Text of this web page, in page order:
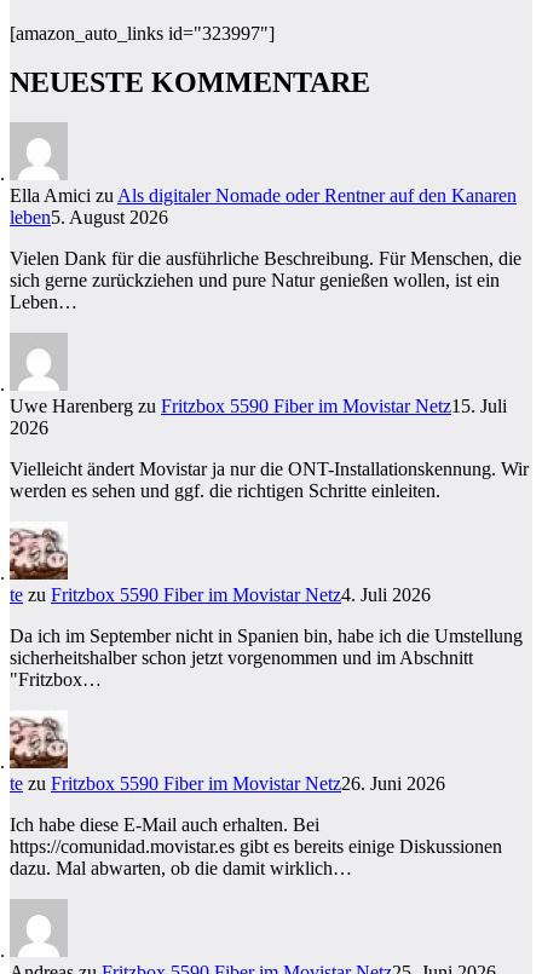
[amazon_auto_links id="323997"]
NEUESTE KOMMENTARE
Ella Amici zu Als digitaler Nomade oder Rentner auf den Kanaren
leben5. August 2026
Vielen Dank für die ausführliche Beschreibung. Für Menschen, die
sich gerne zurückziehen und pure Natur genießen wollen, ist ein
Leben…
Uwe Harenberg zu Fritzbox 5590 Fiber im Movistar Netz15. Juli
2026
Vielleicht ändert Movistar ja nur die ONT-Installationskennung. Wir
werden es sehen und ggf. die richtigen Schritte einleiten.
te zu Fritzbox 5590 Fiber im Movistar Netz4. Juli 2026
Da ich im September nicht in Spanien bin, habe ich die Umstellung
sicherheitshalber schon jetzt vorgenommen und im Abschnitt
"Fritzbox…
te zu Fritzbox 5590 Fiber im Movistar Netz26. Juni 2026
Ich habe diese E-Mail auch erhalten. Bei
https://comunidad.movistar.es gibt es bereits einige Diskussionen
dazu. Mal abwarten, ob die damit wirklich…